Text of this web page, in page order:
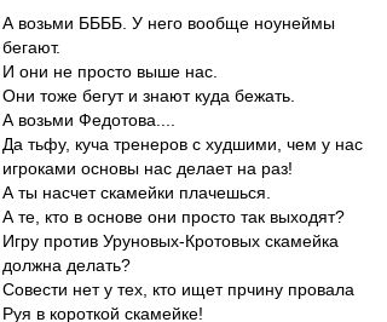
А возьми ББББ. У него вообще ноунеймы
бегают.
И они не просто выше нас.
Они тоже бегут и знают куда бежать.
А возьми Федотова....
Да тьфу, куча тренеров с худшими, чем у нас
игроками основы нас делает на раз!
А ты насчет скамейки плачешься.
А те, кто в основе они просто так выходят?
Игру против Уруновых-Кротовых скамейка
должна делать?
Совести нет у тех, кто ищет прчину провала
Руя в короткой скамейке!